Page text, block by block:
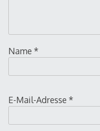
Name *
E-Mail-Adresse *